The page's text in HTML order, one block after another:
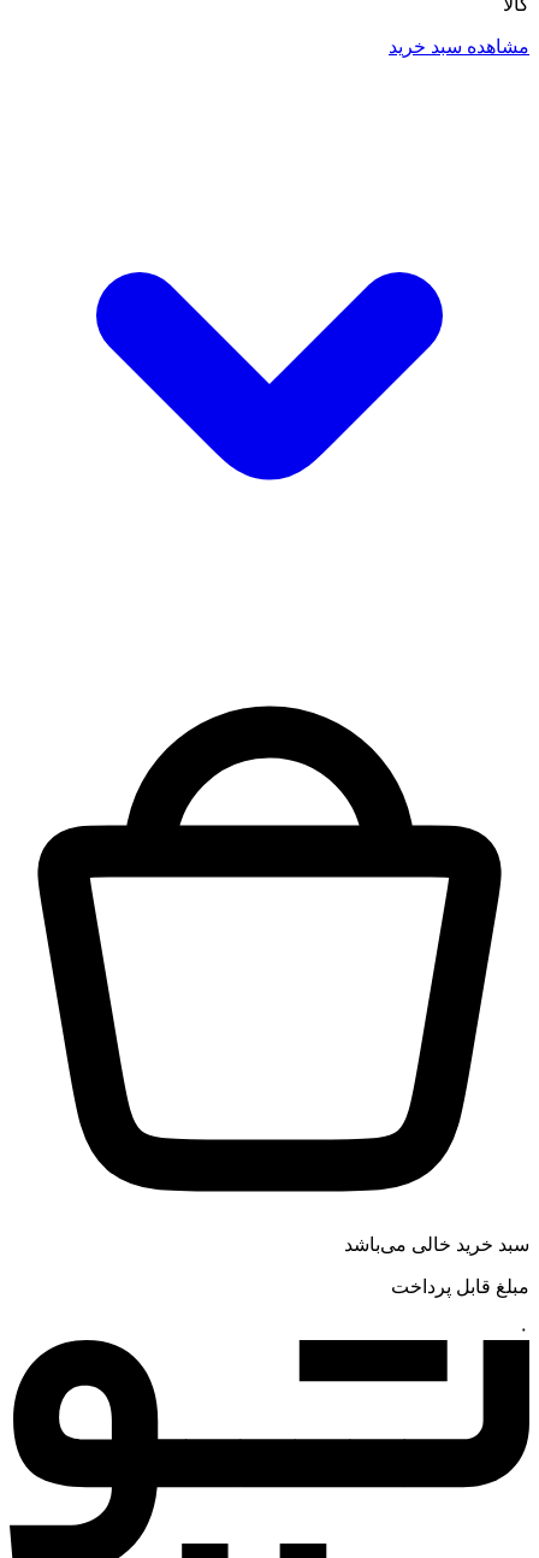
کالا
مشاهده سبد خرید
سبد خرید خالی می‌باشد
مبلغ قابل پرداخت
۰